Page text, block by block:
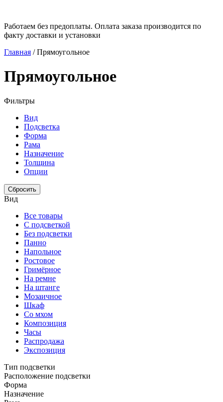
Работаем без предоплаты. Оплата заказа производится по
факту доставки и установки
Главная /Прямоугольное
Прямоугольное
Фильтры
Вид
Подсветка
Форма
Рама
Назначение
Толщина
Опции
Сбросить
Вид
Все товары
С подсветкой
Без подсветки
Панно
Напольное
Ростовое
Гримёрное
На ремне
На штанге
Мозаичное
Шкаф
Со мхом
Композиция
Часы
Распродажа
Экспозиция
Тип подсветки
Расположение подсветки
Форма
Назначение